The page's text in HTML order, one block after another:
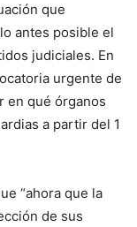
que
antes posible el
judiciales. En
urgente de
en qué órganos
a partir del 1
“ahora que la
de sus